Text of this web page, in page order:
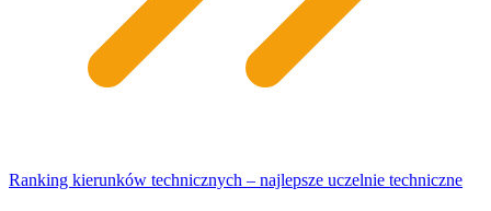
Ranking kierunków technicznych – najlepsze uczelnie techniczne